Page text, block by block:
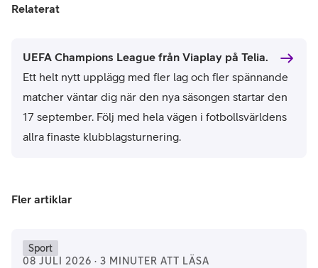
Relaterat
UEFA Champions League från Viaplay på Telia.
Ett helt nytt upplägg med fler lag och fler spännande
matcher väntar dig när den nya säsongen startar den
17 september. Följ med hela vägen i fotbollsvärldens
allra finaste klubblagsturnering.
Fler artiklar
Sport
08 JULI 2026 · 3 MINUTER ATT LÄSA